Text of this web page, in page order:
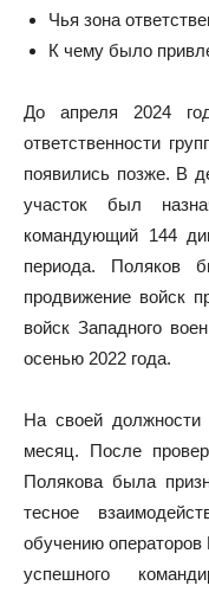
Чья зона
К чему было
До апреля 2024
ответственности
появились позже. В
участок был
командующий 144
периода. Поляков
продвижение войск
войск Западного
осенью 2022 года.
На своей
месяц. После
Полякова была
тесное
обучению
успешного